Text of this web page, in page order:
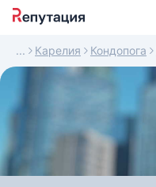
Карелия Кондопога